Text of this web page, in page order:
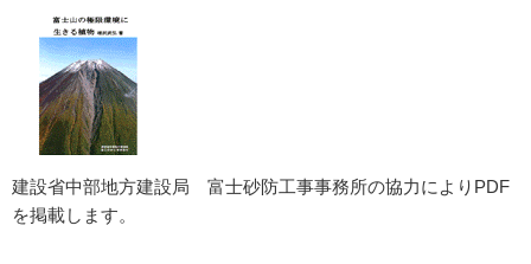
建設省中部地方建設局 富士砂防工事事務所の協力によりPDF
を掲載します。